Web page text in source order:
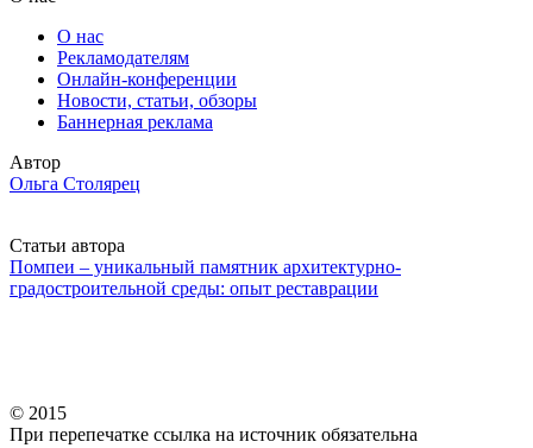
О нас
Рекламодателям
Онлайн-конференции
Новости, статьи, обзоры
Баннерная реклама
Автор
Ольга Столярец
Статьи автора
Помпеи – уникальный памятник архитектурно-
градостроительной среды: опыт реставрации
© 2015
При перепечатке ссылка на источник обязательна